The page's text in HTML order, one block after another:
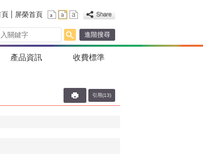
頁 屏榮首頁
進階搜尋
產品資訊 收費標準
引用(13)